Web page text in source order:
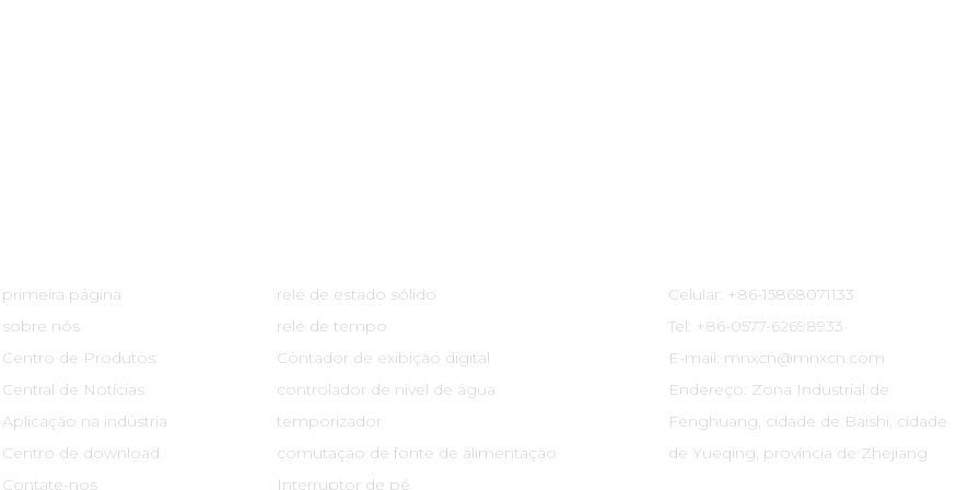
primeira página
sobre nós
Centro de Produtos
Central de Notícias
Aplicação na indústria
Centro de download
Contate-nos
relé de estado sólido
relé de tempo
Contador de exibição digital
controlador de nível de água
temporizador
comutação de fonte de alimentação
Interruptor de pé
Celular: +86-15868071133
Tel: +86-0577-62698933
E-mail: mnxcn@mnxcn.com
Endereço: Zona Industrial de
Fenghuang, cidade de Baishi, cidade
de Yueqing, província de Zhejiang